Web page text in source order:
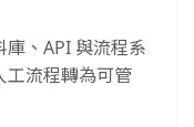
、API 與流程系
工流程轉為可管